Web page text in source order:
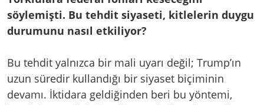
söylemişti. Bu tehdit siyaseti, kitlelerin duygu
durumunu nasıl etkiliyor?
Bu tehdit yalnızca bir mali uyarı değil; Trump’ın
uzun süredir kullandığı bir siyaset biçiminin
devamı. İktidara geldiğinden beri bu yöntemi,